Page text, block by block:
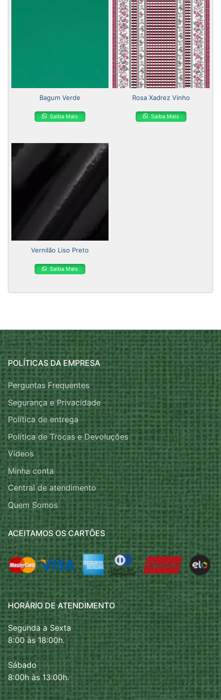
Bagum Verde
Saiba Mais
Rosa Xadrez Vinho
Saiba Mais
Vernilão Liso Preto
Saiba Mais
POLÍTICAS DA EMPRESA
Perguntas Frequentes
Segurança e Privacidade
Política de entrega
Política de Trocas e Devoluções
Vídeos
Minha conta
Central de atendimento
Quem Somos
ACEITAMOS OS CARTÕES
HORÁRIO DE ATENDIMENTO
Segunda a Sexta
8:00 às 18:00h.
Sábado
8:00h às 13:00h.